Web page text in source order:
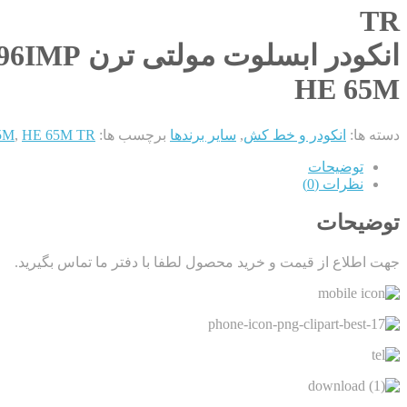
TR
انکودر ابسلوت مولتی ترن 4096IMP و 4096 دور با خروجی GREY و RS422
HE 65M
دسته ها: انکودر و خط کش, سایر برندها برچسب ها: , HE 65M TR انکودر ابسلوت مولتی ترن 4096IMP و 4096 دور با خروجی GREY و RS422
توضیحات
نظرات (0)
توضیحات
جهت اطلاع از قیمت و خرید محصول لطفا با دفتر ما تماس بگیرید.